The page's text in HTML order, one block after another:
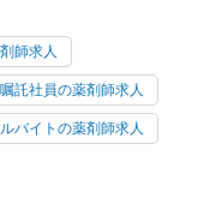
師求人
託社員の薬剤師求人
バイトの薬剤師求人